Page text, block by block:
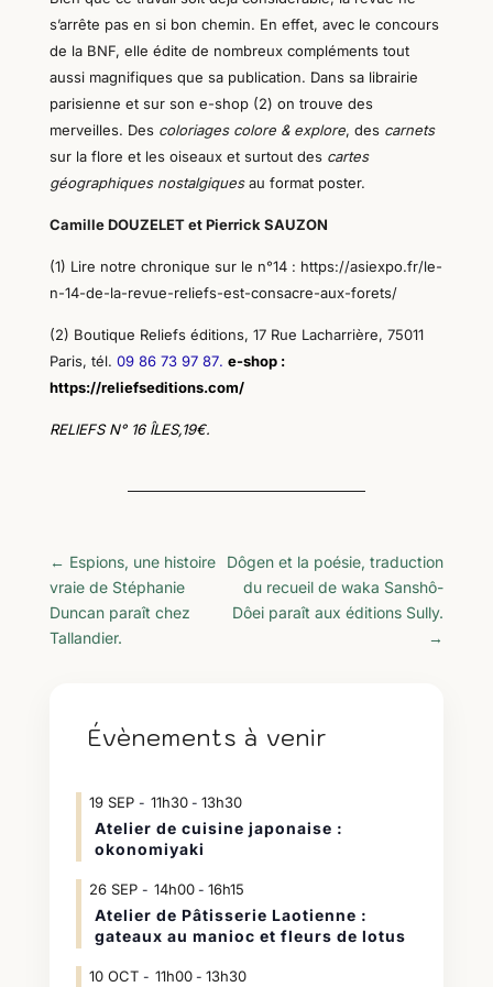
s’arrête pas en si bon chemin. En effet, avec le concours
de la BNF, elle édite de nombreux compléments tout
aussi magnifiques que sa publication. Dans sa librairie
parisienne et sur son e-shop (2) on trouve des
merveilles. Des coloriages colore & explore, des carnets
sur la flore et les oiseaux et surtout des cartes
géographiques nostalgiquesau format poster.
Camille DOUZELET et Pierrick SAUZON
(1) Lire notre chronique sur le n°14 : https://asiexpo.fr/le-
n-14-de-la-revue-reliefs-est-consacre-aux-forets/
(2) Boutique Reliefs éditions, 17 Rue Lacharrière, 75011
Paris, tél. 09 86 73 97 87. e-shop :
https://reliefseditions.com/
RELIEFS N° 16 ÎLES,19€.
← Espions, une histoire
vraie de Stéphanie
Duncan paraît chez
Tallandier.
Dôgen et la poésie, traduction
du recueil de waka Sanshô-
Dôei paraît aux éditions Sully.
→
Évènements à venir
19 SEP 11h30- 13h30
Atelier de cuisine japonaise :
okonomiyaki
26 SEP 14h00- 16h15
Atelier de Pâtisserie Laotienne :
gateaux au manioc et fleurs de lotus
10 OCT 11h00- 13h30